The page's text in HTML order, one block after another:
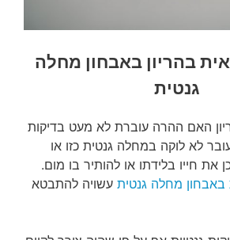
בהריון באבחון מחלה
גנטית
האם ההרה עוברת לא מעט בדיקות
לא לוקה במחלה גנטית כזו או
חייו בלידתו או להותיר בו מום.
באבחון מחלה גנטית עשויה להתבטא